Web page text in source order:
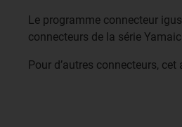
Le programme connecteur
connecteurs de la série
Pour d’autres connecteurs,